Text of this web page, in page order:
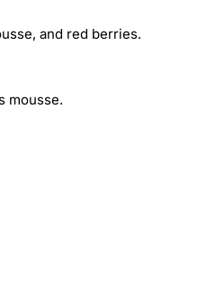
and red berries.
mousse.